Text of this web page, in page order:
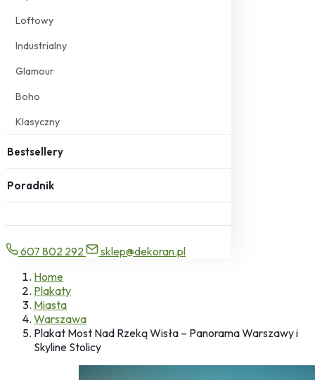
Loftowy
Industrialny
Glamour
Boho
Klasyczny
Bestsellery
Poradnik
607 802 292
sklep@dekoran.pl
Home
Plakaty
Miasta
Warszawa
Plakat Most Nad Rzeką Wisła – Panorama Warszawy i
Skyline Stolicy